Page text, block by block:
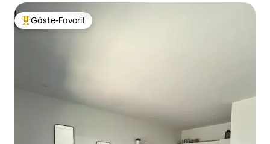
Beliebter Gäste-Favorit.
Gäste-Favorit